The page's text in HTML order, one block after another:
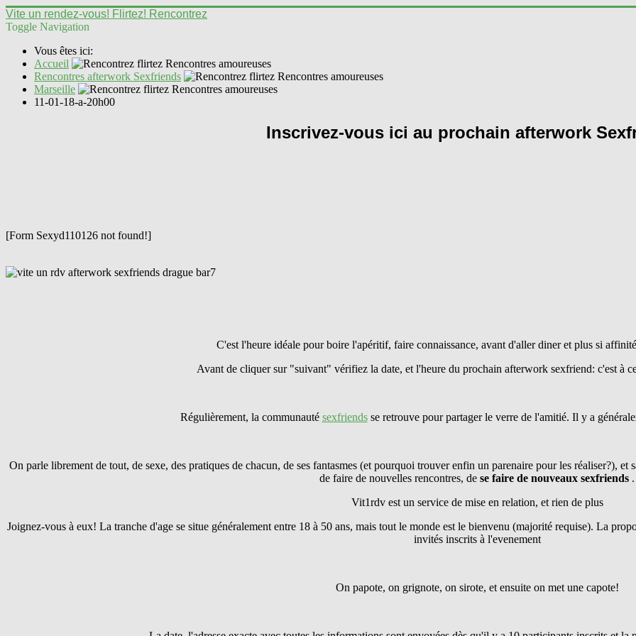
Vite un rendez-vous! Flirtez! Rencontrez
Toggle Navigation
Vous êtes ici:
Accueil
Rencontres afterwork Sexfriends
Marseille
11-01-18-a-20h00
Inscrivez-vous ici au prochain afterwork
[Form Sexyd110126 not found!]
C'est l'heure idéale pour boire l'apéritif, faire connaissance, avant d'aller diner et plus si
Avant de cliquer sur "suivant" vérifiez la date, et l'heure du prochain afterwork sexfriend: c'est à
Régulièrement, la communauté sexfriendsse retrouve pour partager le verre de l'amitié. Il y a
On parle librement de tout, de sexe, des pratiques de chacun, de ses fantasmes (et pourquoi trouver enfin un parenaire pour les réaliser?), et
de faire de nouvelles rencontres, de se faire de nouveaux sexfriends .
Vit1rdv est un service de mise en relation, et rien de plus
Joignez-vous à eux! La tranche d'age se situe généralement entre 18 à 50 ans, mais tout le monde est le bienvenu (majorité requise). La
invités inscrits à l'evenement
On papote, on grignote, on sirote, et ensuite on met une capote!